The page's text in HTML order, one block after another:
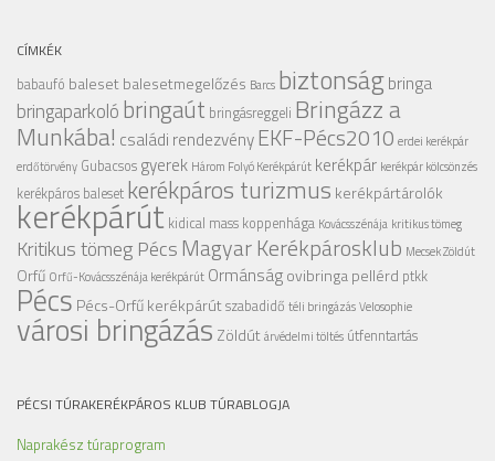
CÍMKÉK
babaufó balesetbalesetmegelőzés Barcs biztonságbringa
bringaparkolóbringaút bringásreggeli Bringázz a
Munkába! családi rendezvényEKF-Pécs2010 erdei kerékpár
erdőtörvény Gubacsos gyerek Három Folyó Kerékpárút kerékpár kerékpár kölcsönzés
kerékpáros baleset kerékpáros turizmus kerékpártárolók
kerékpárút kidical mass koppenhága Kovácsszénája kritikus tömeg
Kritikus tömeg PécsMagyar Kerékpárosklub Mecsek Zöldút
Orfű Orfű-Kovácsszénája kerékpárút Ormánságovibringapellérd ptkk
Pécs Pécs-Orfű kerékpárútszabadidő téli bringázásVelosophie
városi bringázás Zöldútárvédelmi töltés útfenntartás
PÉCSI TÚRAKERÉKPÁROS KLUB TÚRABLOGJA
Naprakész túraprogram